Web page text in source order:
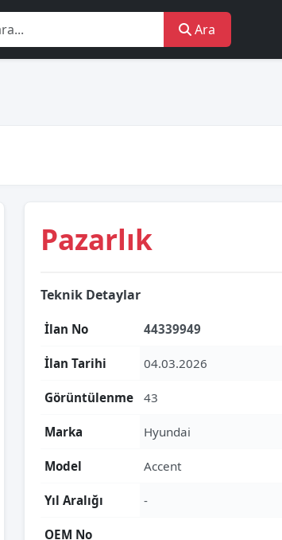
Ara
Pazarlık
Teknik Detaylar
İlan No 44339949
İlan Tarihi 04.03.2026
Görüntülenme 43
Marka Hyundai
Model Accent
Yıl Aralığı -
OEM No